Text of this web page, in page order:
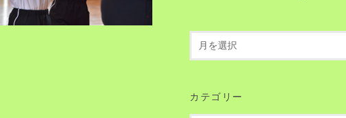
カテゴリー